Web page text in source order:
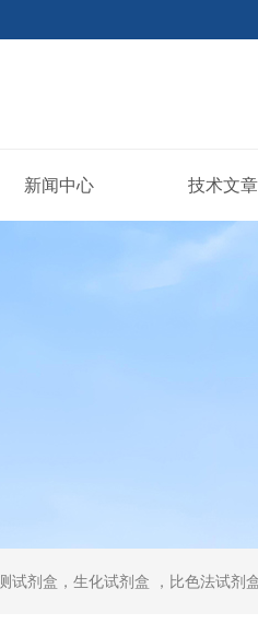
新闻中心 技术文章
，细胞株，原代细胞，细胞培养基，标准溶液产品。代理并销售进口SIGMA试剂、abcam抗体、R&D抗体、CST抗体、ATCC